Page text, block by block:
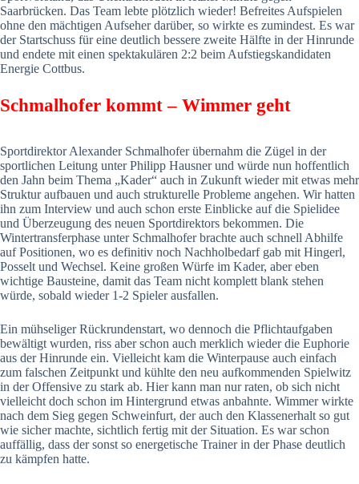
Saarbrücken. Das Team lebte plötzlich wieder! Befreites Aufspielen
ohne den mächtigen Aufseher darüber, so wirkte es zumindest. Es war
der Startschuss für eine deutlich bessere zweite Hälfte in der Hinrunde
und endete mit einen spektakulären 2:2 beim Aufstiegskandidaten
Energie Cottbus.
Schmalhofer kommt – Wimmer geht
Sportdirektor Alexander Schmalhofer übernahm die Zügel in der
sportlichen Leitung unter Philipp Hausner und würde nun hoffentlich
den Jahn beim Thema „Kader“ auch in Zukunft wieder mit etwas mehr
Struktur aufbauen und auch strukturelle Probleme angehen. Wir hatten
ihn zum Interview und auch schon erste Einblicke auf die Spielidee
und Überzeugung des neuen Sportdirektors bekommen. Die
Wintertransferphase unter Schmalhofer brachte auch schnell Abhilfe
auf Positionen, wo es definitiv noch Nachholbedarf gab mit Hingerl,
Posselt und Wechsel. Keine großen Würfe im Kader, aber eben
wichtige Bausteine, damit das Team nicht komplett blank stehen
würde, sobald wieder 1-2 Spieler ausfallen.
Ein mühseliger Rückrundenstart, wo dennoch die Pflichtaufgaben
bewältigt wurden, riss aber schon auch merklich wieder die Euphorie
aus der Hinrunde ein. Vielleicht kam die Winterpause auch einfach
zum falschen Zeitpunkt und kühlte den neu aufkommenden Spielwitz
in der Offensive zu stark ab. Hier kann man nur raten, ob sich nicht
vielleicht doch schon im Hintergrund etwas anbahnte. Wimmer wirkte
nach dem Sieg gegen Schweinfurt, der auch den Klassenerhalt so gut
wie sicher machte, sichtlich fertig mit der Situation. Es war schon
auffällig, dass der sonst so energetische Trainer in der Phase deutlich
zu kämpfen hatte.